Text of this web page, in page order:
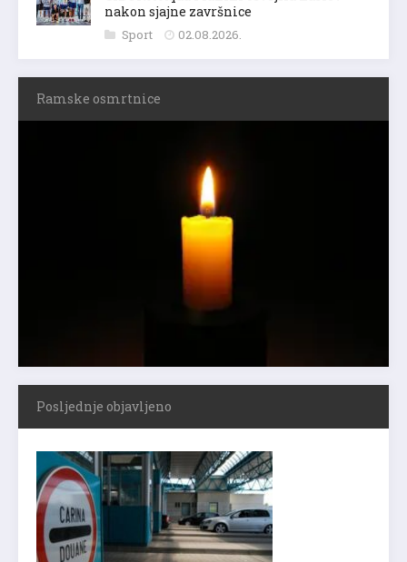
nakon sjajne završnice
Sport 02.08.2026.
Ramske osmrtnice
Posljednje objavljeno